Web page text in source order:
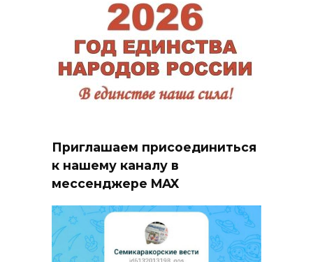
Приглашаем присоединиться
к нашему каналу в
мессенджере MAX